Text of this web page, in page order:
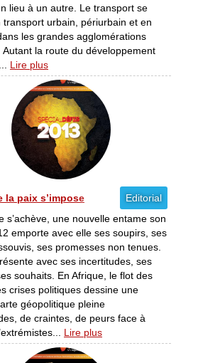
lieu à un autre. Le transport se
transport urbain, périurbain et en
les grandes agglomérations
Autant la route du développement
Lire plus
Editorial
la paix s’impose
s’achève, une nouvelle entame son
emporte avec elle ses soupirs, ses
ses promesses non tenues.
avec ses incertitudes, ses
souhaits. En Afrique, le flot des
crises politiques dessine une
géopolitique pleine
de craintes, de peurs face à
Lire plus